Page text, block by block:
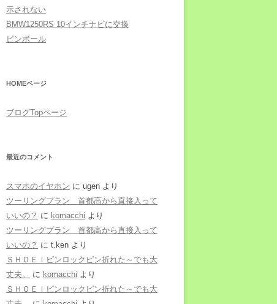
示されない
BMW1250RS 10インチナビに交換
ピンボール
HOMEページ
ブログTopページ
最近のコメント
スマホのイヤホン に ugen より
ツーリングプラン 首都高から直接入って
いいの？ に komacchi より
ツーリングプラン 首都高から直接入って
いいの？ に t.ken より
ＳＨＯＥＩピンロックピン折れた～でも大
丈夫。
に komacchi より
ＳＨＯＥＩピンロックピン折れた～でも大